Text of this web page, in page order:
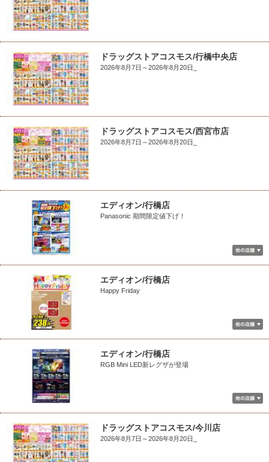
ドラッグストアコスモス/行橋中央店
2026年8月7日～2026年8月20日_
ドラッグストアコスモス/西宮市店
2026年8月7日～2026年8月20日_
エディオン/行橋店
Panasonic 期間限定値下げ！
エディオン/行橋店
Happy Friday
エディオン/行橋店
RGB Mini LED新レグザが登場
ドラッグストアコスモス/今川店
2026年8月7日～2026年8月20日_